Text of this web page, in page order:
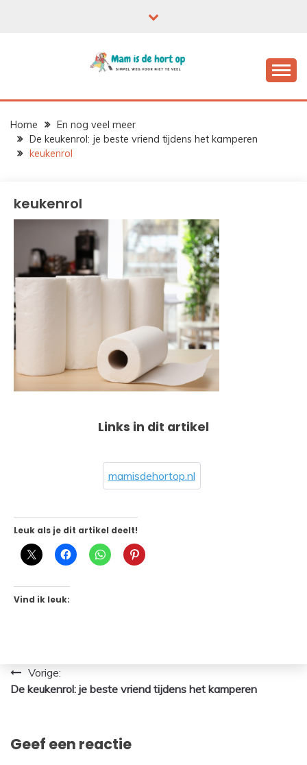
Home
En nog veel meer
De keukenrol: je beste vriend tijdens het kamperen
keukenrol
keukenrol
Links in dit artikel
mamisdehortop.nl
Leuk als je dit artikel deelt!
Vind ik leuk:
Bericht
navigatie
Vorige:
De keukenrol: je beste vriend tijdens het kamperen
Geef een reactie